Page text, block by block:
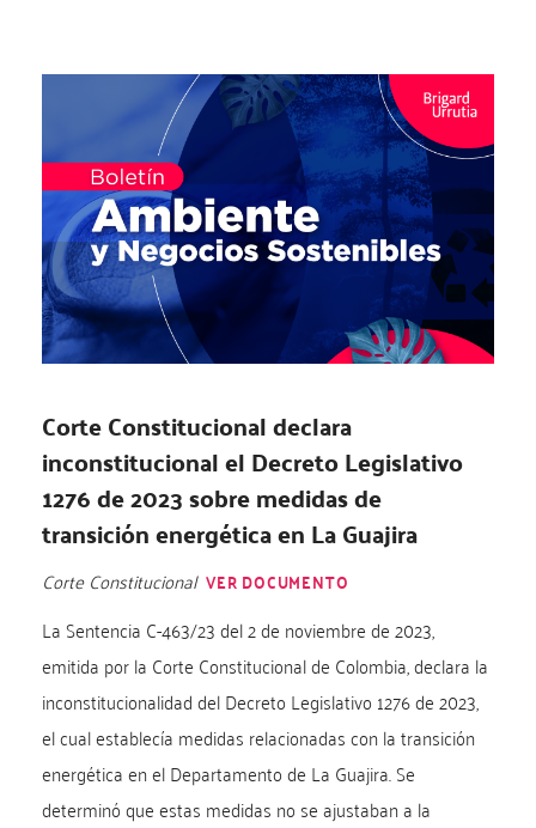
Corte Constitucional declara
inconstitucional el Decreto Legislativo
1276 de 2023 sobre medidas de
transición energética en La Guajira
Corte Constitucional VER DOCUMENTO
La Sentencia C-463/23 del 2 de noviembre de 2023,
emitida por la Corte Constitucional de Colombia, declara la
inconstitucionalidad del Decreto Legislativo 1276 de 2023,
el cual establecía medidas relacionadas con la transición
energética en el Departamento de La Guajira. Se
determinó que estas medidas no se ajustaban a la